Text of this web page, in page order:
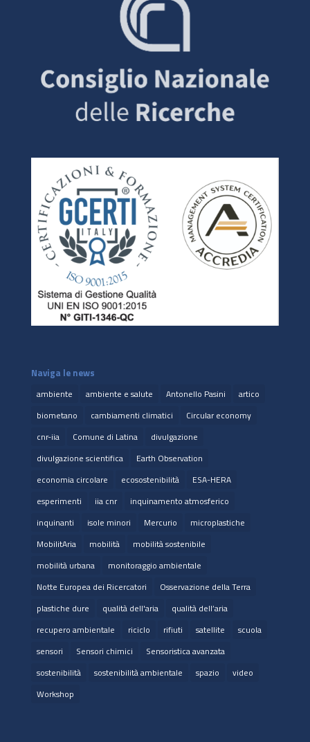
Naviga le news
ambiente ambiente e salute Antonello Pasini
artico
biometano
cambiamenti climatici
Circular economy
cnr-iia
Comune di Latina
divulgazione
divulgazione scientifica
Earth Observation
economia circolare
ecosostenibilità
ESA-HERA
esperimenti
iia cnr
inquinamento atmosferico
inquinanti
isole minori Mercurio
microplastiche
MobilitAria
mobilità
mobilità sostenibile
mobilità urbana
monitoraggio ambientale
Notte Europea dei Ricercatori
Osservazione della Terra
plastiche dure
qualità dell'aria
qualità dell’aria
recupero ambientale
riciclo rifiuti satellite
scuola
sensori
Sensori chimici
Sensoristica avanzata
sostenibilità
sostenibilità ambientale spazio
video
Workshop